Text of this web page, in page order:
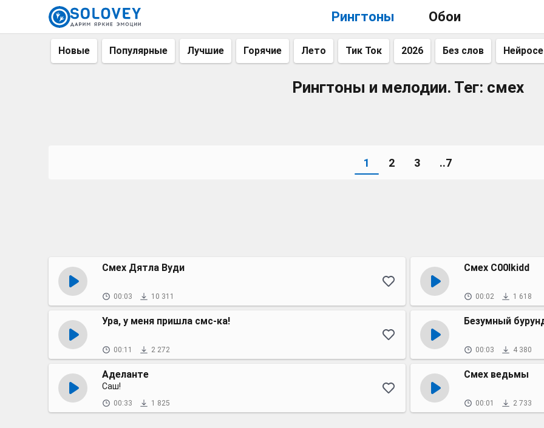
Рингтоны Обои
Новые Популярные Лучшие Горячие Лето Тик Ток 2026 Без слов
Рингтоны и мелодии. Тег: смех
1 2 3 ..7
Смех Дятла Вуди
00:03 10 311
Смех C00lkidd
00:02 1 618
Ура, у меня пришла смс-ка!
00:11 2 272
Безумный
00:03 4 380
Аделанте
Саш!
00:33 1 825
Смех ведьмы
00:01 2 733